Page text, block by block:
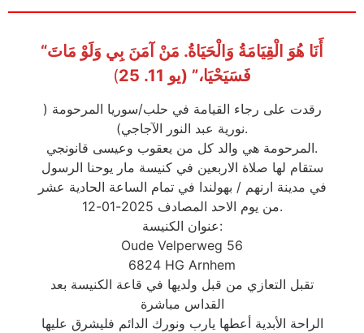
“أَنَا هُوَ الْقِيَامَةُ وَالْحَيَاةُ. مَنْ آمَنَ بِي وَلَوْ مَاتَ
فَسَيَحْيَا،” (يو 11. 25
)
رقدت على رجاء القيامة في حلب/سوريا المرحومة (
نورية عبد النور الآجاجي).
المرحومة هي والد كل من يعقوب وعيسى قانونجي.
ستقام لها صلاة الاربعين في كنيسة مار يوحنا الرسول
في مدينة ارنهم / بهولندا في تمام الساعة الحادية عشر
من يوم الاحد المصادف 2025-01-12.
عنوان الكنيسة:
Oude Velperweg 56
6824 HG Arnhem
تقبل التعازي من قبل ولديها في قاعة الكنيسة بعد
القداس مباشرة
الراحة الأبدية أعطها يارب ونورك الدائم فليشرق عليها